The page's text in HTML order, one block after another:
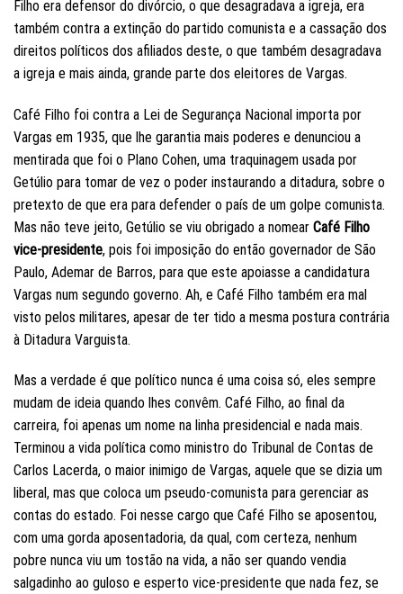
Filho era defensor do divórcio, o que desagradava a igreja, era
também contra a extinção do partido comunista e a cassação dos
direitos políticos dos afiliados deste, o que também desagradava
a igreja e mais ainda, grande parte dos eleitores de Vargas.
Café Filho foi contra a Lei de Segurança Nacional importa por
Vargas em 1935, que lhe garantia mais poderes e denunciou a
mentirada que foi o Plano Cohen, uma traquinagem usada por
Getúlio para tomar de vez o poder instaurando a ditadura, sobre o
pretexto de que era para defender o país de um golpe comunista.
Mas não teve jeito, Getúlio se viu obrigado a nomear Café Filho
vice-presidente, pois foi imposição do então governador de São
Paulo, Ademar de Barros, para que este apoiasse a candidatura
Vargas num segundo governo. Ah, e Café Filho também era mal
visto pelos militares, apesar de ter tido a mesma postura contrária
à Ditadura Varguista.
Mas a verdade é que político nunca é uma coisa só, eles sempre
mudam de ideia quando lhes convêm. Café Filho, ao final da
carreira, foi apenas um nome na linha presidencial e nada mais.
Terminou a vida política como ministro do Tribunal de Contas de
Carlos Lacerda, o maior inimigo de Vargas, aquele que se dizia um
liberal, mas que coloca um pseudo-comunista para gerenciar as
contas do estado. Foi nesse cargo que Café Filho se aposentou,
com uma gorda aposentadoria, da qual, com certeza, nenhum
pobre nunca viu um tostão na vida, a não ser quando vendia
salgadinho ao guloso e esperto vice-presidente que nada fez, se